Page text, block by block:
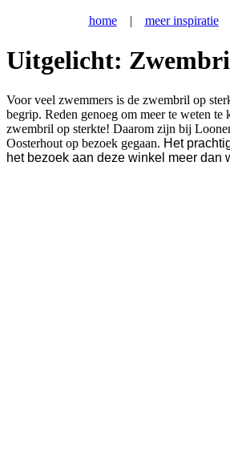
home| meer inspiratie
Uitgelicht:
Voor veel zwemmers is de zwembril op
begrip. Reden genoeg om meer te weten te
zwembril op sterkte! Daarom zijn bij
Oosterhout op bezoek gegaan. Het
het bezoek aan deze winkel meer dan